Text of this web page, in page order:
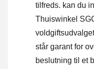
tilfreds. kan du
Thuiswinkel
står garant for
beslutning til et